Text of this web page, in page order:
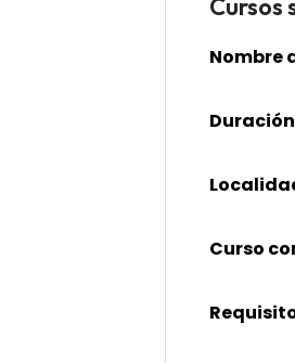
Cursos
Nombre
Curso